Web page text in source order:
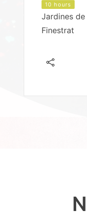
10 hours
Jardines
Finestrat